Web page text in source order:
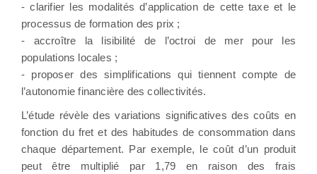
- clarifier les modalités d’application de cette taxe et le
processus de formation des prix ;
- accroître la lisibilité de l’octroi de mer pour les
populations locales ;
- proposer des simplifications qui tiennent compte de
l’autonomie financière des collectivités.
L’étude révèle des variations significatives des coûts en
fonction du fret et des habitudes de consommation dans
chaque département. Par exemple, le coût d’un produit
peut être multiplié par 1,79 en raison des frais